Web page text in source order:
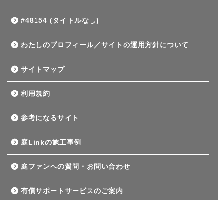
#48154 (タイトルなし)
わたしのプロフィール／サイトの運用方針について
サイトマップ
利用規約
参考になるサイト
庭Linkの施工事例
庭ファンへの質問・お問い合わせ
有償サポートサービスのご案内